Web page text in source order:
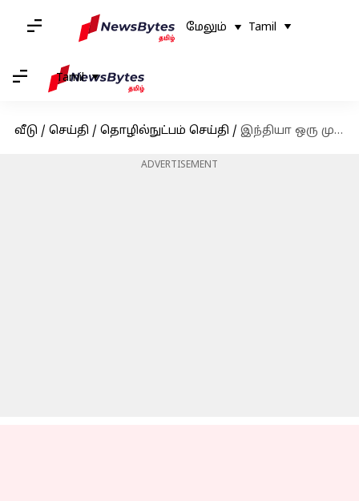
மேலும் Tamil
Tamil
வீடு / செய்தி / தொழில்நுட்பம் செய்தி / இந்தியா ஒரு முக்கிய ஏஐ சந்தையாக மாறும்: NVIDIA உச்சிமாநாட்டில் முகேஷ் அம்பானி பேச்சு
ADVERTISEMENT